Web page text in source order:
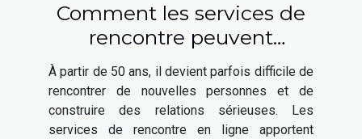
Comment les services de
rencontre peuvent
favoriser les relations
sérieuses après 50 ans
À partir de 50 ans, il devient parfois difficile de
rencontrer de nouvelles personnes et de
construire des relations sérieuses. Les
services de rencontre en ligne apportent